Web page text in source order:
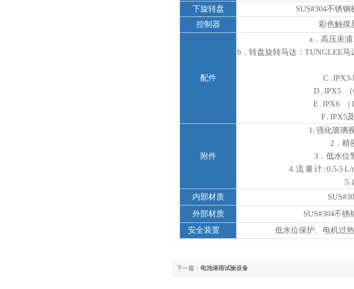
下旋转盘
SUS#304不锈钢
控制器
彩色触摸
配件
a．高压汞浦
b．转盘旋转马达：TUNGLEE马
C .
D . IPX5
E . IPX6 （
F . IPX5
附件
1. 强化玻璃
2．精
3．低水位
4. 流 量 计 : 0.5-5
5.
内部材质
外部材质
SUS#304不
安全装置
低水位保护、电机过
下一篇： 电池淋雨试验设备